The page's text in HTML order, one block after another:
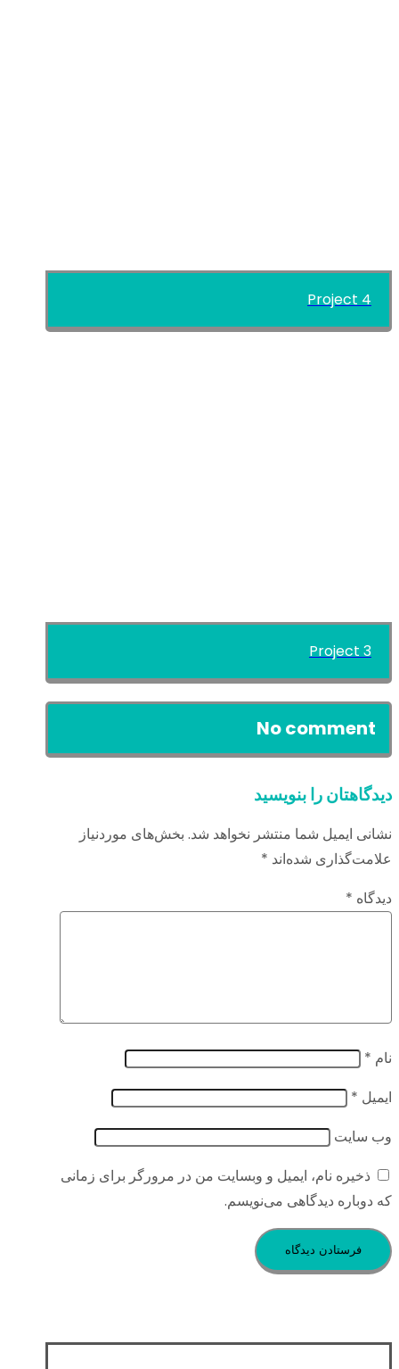
Project 4
Project 3
No comment
دیدگاهتان را بنویسید
نشانی ایمیل شما منتشر نخواهد شد. بخش‌های موردنیاز
علامت‌گذاری شده‌اند *
دیدگاه *
نام *
ایمیل *
وب‌ سایت
ذخیره نام، ایمیل و وبسایت من در مرورگر برای زمانی
که دوباره دیدگاهی می‌نویسم.